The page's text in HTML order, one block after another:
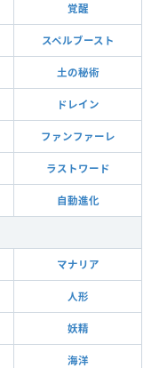
覚醒
スペルブースト
土の秘術
ドレイン
ファンファーレ
ラストワード
自動進化
マナリア
人形
妖精
海洋